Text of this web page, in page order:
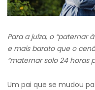
Para a juíza, o “paternar
e mais barato que o
“maternar solo 24 horas
Um pai que se mudou